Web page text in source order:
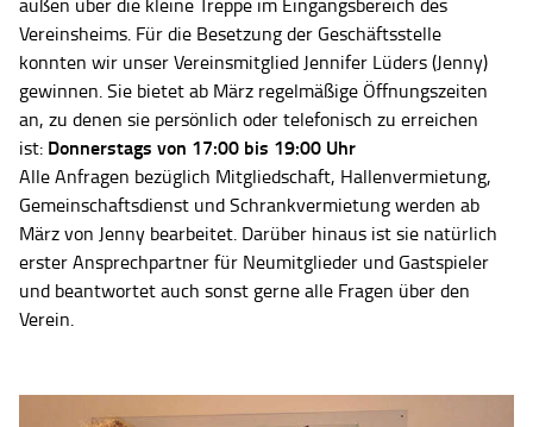
außen über die kleine Treppe im Eingangsbereich des
Vereinsheims. Für die Besetzung der Geschäftsstelle
konnten wir unser Vereinsmitglied Jennifer Lüders (Jenny)
gewinnen. Sie bietet ab März regelmäßige Öffnungszeiten
an, zu denen sie persönlich oder telefonisch zu erreichen
ist: Donnerstags von 17:00 bis 19:00 Uhr
Alle Anfragen bezüglich Mitgliedschaft, Hallenvermietung,
Gemeinschaftsdienst und Schrankvermietung werden ab
März von Jenny bearbeitet. Darüber hinaus ist sie natürlich
erster Ansprechpartner für Neumitglieder und Gastspieler
und beantwortet auch sonst gerne alle Fragen über den
Verein.